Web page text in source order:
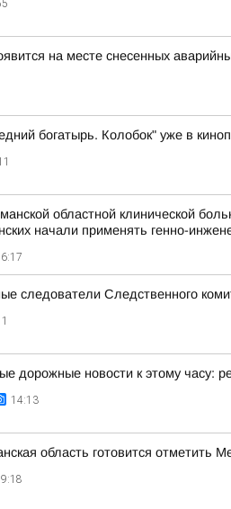
на месте снесенных
богатырь. Колобок" уже в
областной клинической
начали применять генно-
следователи Следственного
дорожные новости к этому часу:
14:13
область готовится отметить